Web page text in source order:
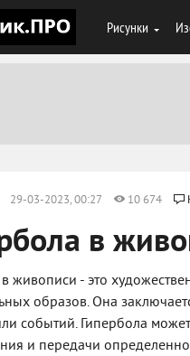
Рисунки
29-03-2023, 00:27 10 674
в
живописи - это
образов. Она
событий. Гипербола
и передачи